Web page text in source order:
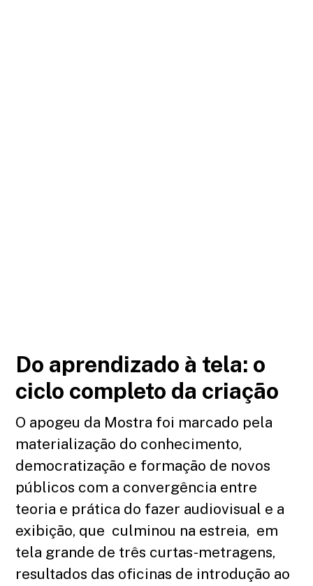
Do aprendizado à tela: o
ciclo completo da criação
O apogeu da Mostra foi marcado pela
materialização do conhecimento,
democratização e formação de novos
públicos com a convergência entre
teoria e prática do fazer audiovisual e a
exibição, que culminou na estreia, em
tela grande de três curtas-metragens,
resultados das oficinas de introdução ao